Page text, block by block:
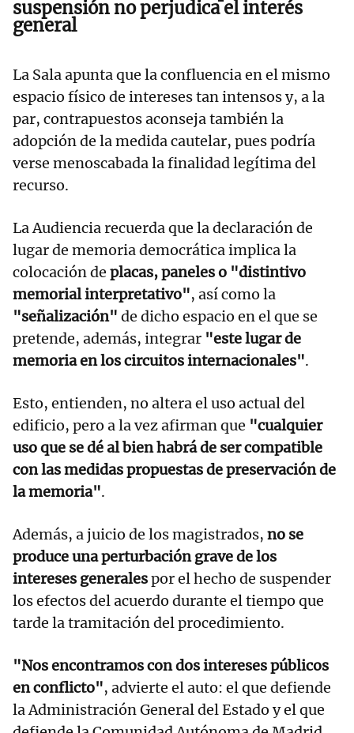
suspensión no perjudica el interés
general
La Sala apunta que la confluencia en el mismo
espacio físico de intereses tan intensos y, a la
par, contrapuestos aconseja también la
adopción de la medida cautelar, pues podría
verse menoscabada la finalidad legítima del
recurso.
La Audiencia recuerda que la declaración de
lugar de memoria democrática implica la
colocación de placas, paneles o "distintivo
memorial interpretativo", así como la
"señalización" de dicho espacio en el que se
pretende, además, integrar "este lugar de
memoria en los circuitos internacionales".
Esto, entienden, no altera el uso actual del
edificio, pero a la vez afirman que "cualquier
uso que se dé al bien habrá de ser compatible
con las medidas propuestas de preservación de
la memoria".
Además, a juicio de los magistrados, no se
produce una perturbación grave de los
intereses generalespor el hecho de suspender
los efectos del acuerdo durante el tiempo que
tarde la tramitación del procedimiento.
"Nos encontramos con dos intereses públicos
en conflicto", advierte el auto: el que defiende
la Administración General del Estado y el que